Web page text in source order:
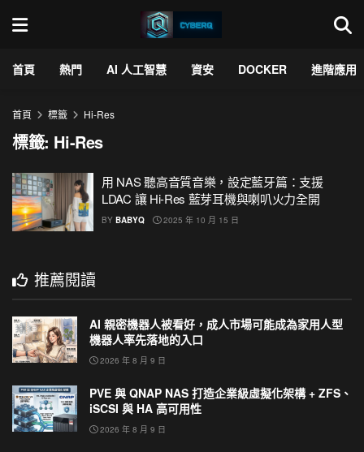
首頁 熱門 AI 人工智慧 資安 DOCKER 進階應用
首頁 標籤 Hi-Res
標籤: Hi-Res
用 NAS 聽高音質音樂，設定藍牙篇：支援
LDAC 讓 Hi-Res 藍芽耳機與喇叭火力全開
BY BABYQ 2025 年 10 月 15 日
推薦閱讀
AI 親密機器人被看好，成人市場可能成為家用人型
機器人率先落地的入口
2026 年 8 月 9 日
PVE 與 QNAP NAS 打造企業級虛擬化架構 + ZFS、
iSCSI 與 HA 高可用性
2026 年 8 月 9 日